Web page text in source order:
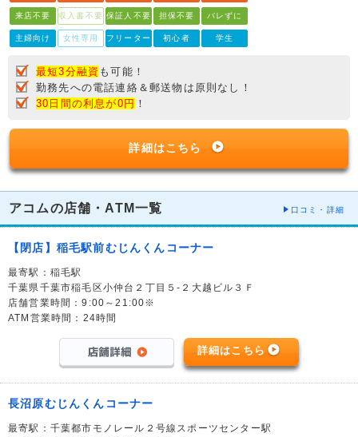
来店不要 収入書不要 保証人不要 担保不要 バレずに
主婦向け 女性専用 フリーター 初心者 学生
最短3分融資 も可能！
勤務先への電話連絡＆郵送物は原則なし！
30日間の利息が0円 ！
詳細はこちら
アコムの店舗・ATM一覧 口コミ・詳細
【閉店】稲毛駅前むじんくんコーナー
最寄駅：稲毛駅
千葉県千葉市稲毛区小仲台２丁目５-２大越ビル３Ｆ
店舗営業時間：9:00～21:00※
ATM営業時間：24時間
詳細はこちら
長沼原むじんくんコーナー
最寄駅：千葉都市モノレール２号線スポーツセンター駅